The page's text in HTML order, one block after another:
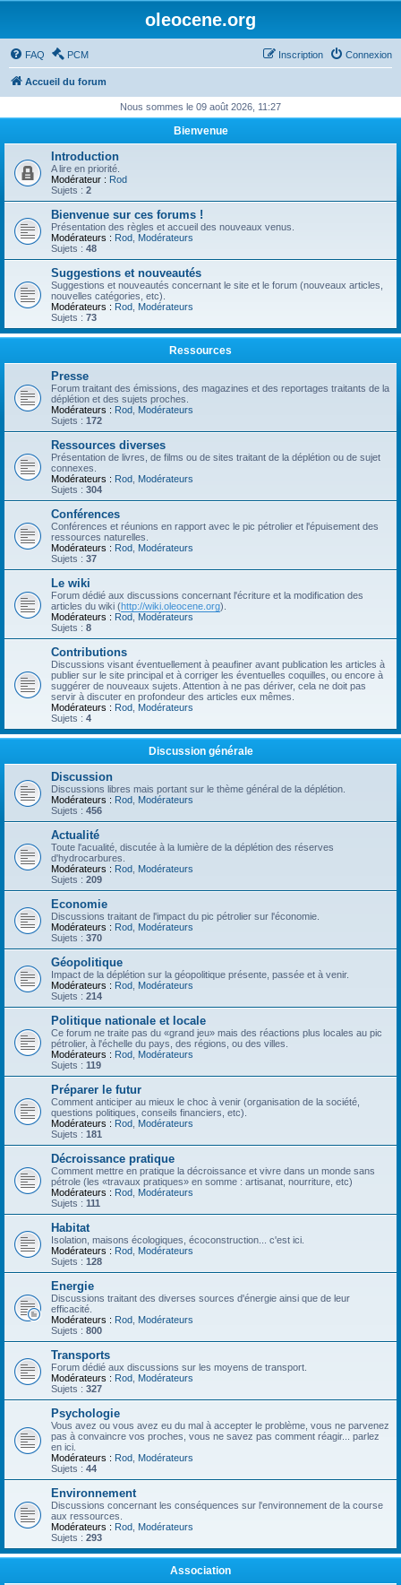
oleocene.org
FAQ PCM Connexion
Inscription
Accueil du forum
Nous sommes le 09 août 2026, 11:27
Bienvenue
Introduction
A lire en priorité.
Modérateur : Rod
Sujets : 2
Bienvenue sur ces forums !
Présentation des règles et accueil des nouveaux venus.
Modérateurs : Rod Modérateurs
Sujets : 48
Suggestions et nouveautés
Suggestions et nouveautés concernant le site et le forum (nouveaux articles,
nouvelles catégories, etc).
Modérateurs : Rod Modérateurs
Sujets : 73
Ressources
Presse
Forum traitant des émissions, des magazines et des reportages traitants de la
déplétion et des sujets proches.
Modérateurs : Rod Modérateurs
Sujets : 172
Ressources diverses
Présentation de livres, de films ou de sites traitant de la déplétion ou de sujet
connexes.
Modérateurs : Rod Modérateurs
Sujets : 304
Conférences
Conférences et réunions en rapport avec le pic pétrolier et l'épuisement des
ressources naturelles.
Modérateurs : Rod Modérateurs
Sujets : 37
Le wiki
Forum dédié aux discussions concernant l'écriture et la modification des
articles du wiki (http://wiki.oleocene.org).
Modérateurs : Rod Modérateurs
Sujets : 8
Contributions
Discussions visant éventuellement à peaufiner avant publication les articles à
publier sur le site principal et à corriger les éventuelles coquilles, ou encore à
suggérer de nouveaux sujets. Attention à ne pas dériver, cela ne doit pas
servir à discuter en profondeur des articles eux mêmes.
Modérateurs : Rod Modérateurs
Sujets : 4
Discussion générale
Discussion
Discussions libres mais portant sur le thème général de la déplétion.
Modérateurs : Rod Modérateurs
Sujets : 456
Actualité
Toute l'acualité, discutée à la lumière de la déplétion des réserves
d'hydrocarbures.
Modérateurs : Rod Modérateurs
Sujets : 209
Economie
Discussions traitant de l'impact du pic pétrolier sur l'économie.
Modérateurs : Rod Modérateurs
Sujets : 370
Géopolitique
Impact de la déplétion sur la géopolitique présente, passée et à venir.
Modérateurs : Rod Modérateurs
Sujets : 214
Politique nationale et locale
Ce forum ne traite pas du «grand jeu» mais des réactions plus locales au pic
pétrolier, à l'échelle du pays, des régions, ou des villes.
Modérateurs : Rod Modérateurs
Sujets : 119
Préparer le futur
Comment anticiper au mieux le choc à venir (organisation de la société,
questions politiques, conseils financiers, etc).
Modérateurs : Rod Modérateurs
Sujets : 181
Décroissance pratique
Comment mettre en pratique la décroissance et vivre dans un monde sans
pétrole (les «travaux pratiques» en somme : artisanat, nourriture, etc)
Modérateurs : Rod Modérateurs
Sujets : 111
Habitat
Isolation, maisons écologiques, écoconstruction... c'est ici.
Modérateurs : Rod Modérateurs
Sujets : 128
Energie
Discussions traitant des diverses sources d'énergie ainsi que de leur
efficacité.
Modérateurs : Rod Modérateurs
Sujets : 800
Transports
Forum dédié aux discussions sur les moyens de transport.
Modérateurs : Rod Modérateurs
Sujets : 327
Psychologie
Vous avez ou vous avez eu du mal à accepter le problème, vous ne parvenez
pas à convaincre vos proches, vous ne savez pas comment réagir... parlez
en ici.
Modérateurs : Rod Modérateurs
Sujets : 44
Environnement
Discussions concernant les conséquences sur l'environnement de la course
aux ressources.
Modérateurs : Rod Modérateurs
Sujets : 293
Association